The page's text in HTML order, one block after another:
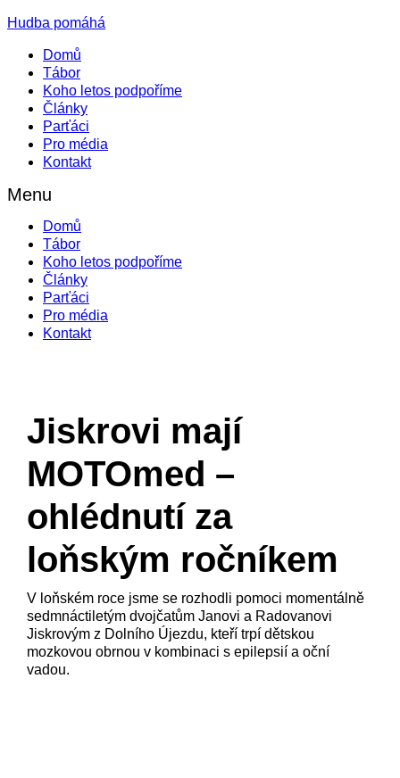
Hudba pomáhá
Domů
Tábor
Koho letos podpoříme
Články
Parťáci
Pro média
Kontakt
Menu
Domů
Tábor
Koho letos podpoříme
Články
Parťáci
Pro média
Kontakt
Jiskrovi mají
MOTOmed –
ohlédnutí za
loňským ročníkem
V loňském roce jsme se rozhodli pomoci momentálně
sedmnáctiletým dvojčatům Janovi a Radovanovi
Jiskrovým z Dolního Újezdu, kteří trpí dětskou
mozkovou obrnou v kombinaci s epilepsií a oční
vadou.